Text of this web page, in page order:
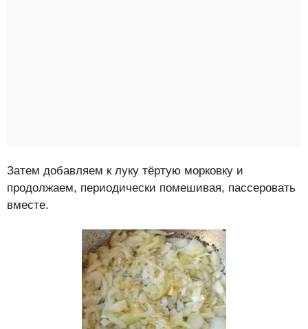
Затем добавляем к луку тёртую морковку и
продолжаем, периодически помешивая, пассеровать
вместе.